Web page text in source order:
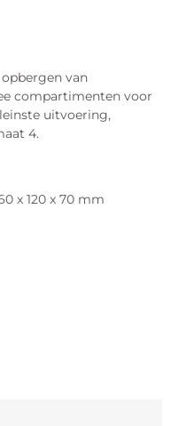
van
compartimenten voor
uitvoering,
4.
x 120 x 70 mm